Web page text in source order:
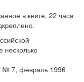
в книге, 22 часа
несколько
№ 7, февраль 1996